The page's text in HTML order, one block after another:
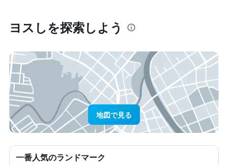
ヨスし​を探索しよう
地図で見る
一番人気のランドマーク